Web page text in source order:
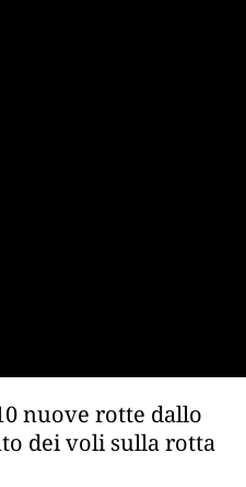
nuove rotte dallo
dei voli sulla rotta